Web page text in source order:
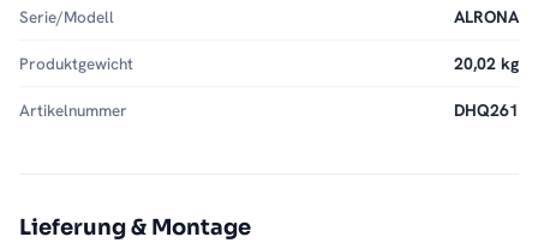
Serie/Modell ALRONA
Produktgewicht 20,02 kg
Artikelnummer DHQ261
Lieferung & Montage